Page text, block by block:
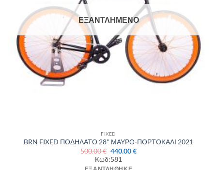
ΕΞΑΝΤΛΗΜΈΝΟ
FIXED
BRN FIXED ΠΟΔΗΛΑΤΟ 28'' ΜΑΥΡΟ-ΠΟΡΤΟΚΑΛΙ 2021
500.00€ Original
price
was:
440.00€Η
Κωδ:581